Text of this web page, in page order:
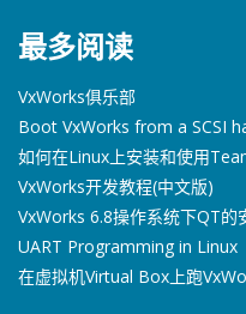
最多阅读
VxWorks俱乐部
Boot VxWorks from a SCSI
如何在Linux上安装和使用
VxWorks开发教程(中文版)
VxWorks 6.8操作系统下QT的
UART Programming in Linux
在虚拟机Virtual Box上跑